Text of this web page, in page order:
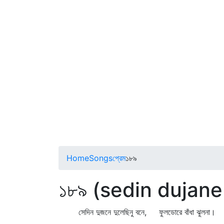
HomeSongsপ্রেম১৮৯
১৮৯ (sedin
সেদিন দুজনে দুলেছিনু বনে, ফুলডোরে বাঁধা ঝুলনা।